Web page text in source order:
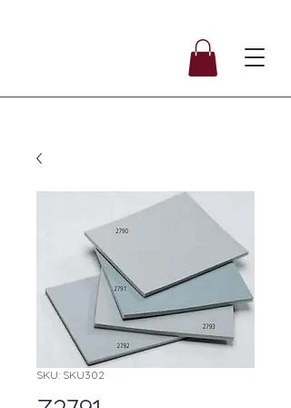
SKU: SKU302